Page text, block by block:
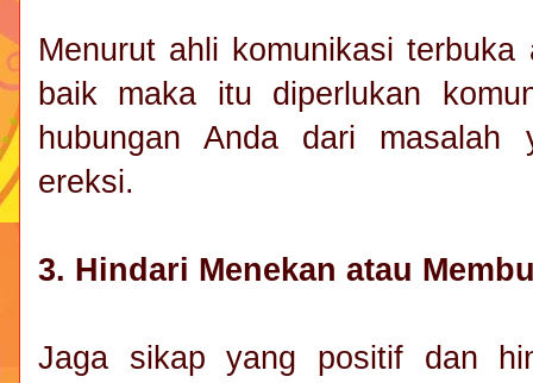
Menurut ahli komunikasi
baik maka itu diperlukan
hubungan Anda dari masalah
ereksi.
3. Hindari Menekan atau
Jaga sikap yang positif dan